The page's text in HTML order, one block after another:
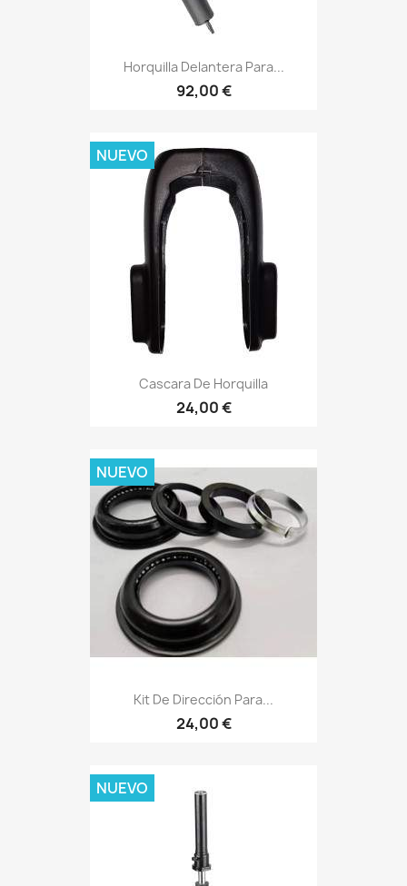
Horquilla Delantera Para...
92,00 €
Cascara De Horquilla
24,00 €
NUEVO
Kit De Dirección Para...
24,00 €
NUEVO
NUEVO